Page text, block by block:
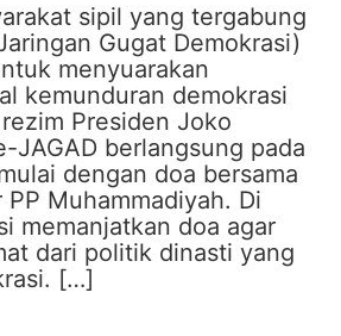
sipil yang tergabung
Gugat Demokrasi)
menyuarakan
kemunduran demokrasi
Presiden Joko
JAGAD berlangsung pada
dengan doa bersama
Muhammadiyah. Di
memanjatkan doa agar
dari politik dinasti yang
[…]